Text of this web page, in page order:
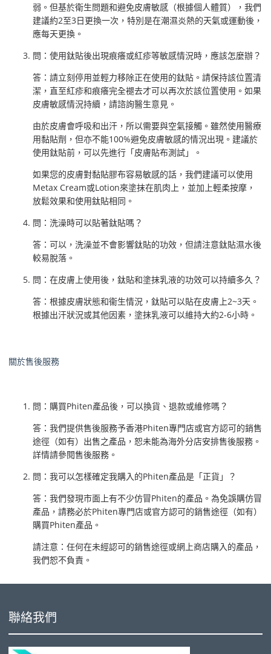
弱。但基於衛生問題和避免皮膚敏感（根據個人體質），我們
建議約2至3日更換一次，特別是在潮濕炎熱的天氣或運動後，
應每天更換。
問：使用鈦貼後出現痕癢或紅疹等敏感情況時，應該怎麼辦？
答：請立刻停用並輕力移除正在使用的鈦貼。請保持該位置清
潔，直至紅疹和痕癢完全褪去才可以再次於該位置使用。如果
皮膚敏感情況持續，請諮詢醫生意見。
由於皮膚會呼吸和出汗，所以需要與空氣接觸。雖然使用醫療
用黏貼劑，但亦不能100%避免皮膚敏感的情況出現。建議於
使用鈦貼前，可以先進行「皮膚貼布測試」。
如果您的皮膚對黏貼膠布容易敏感的話，我們建議可以使用
Metax Cream或Lotion來塗抹在肌肉上，並加上輕柔按摩，
放鬆效果和使用鈦貼相同。
問：洗澡時可以貼著鈦貼嗎？
答：可以，洗澡並不會影響鈦貼的功效，但請注意鈦貼濕水後
較易脫落。
問：在皮膚上使用後，鈦貼和塗抹乳液的功效可以持續多久？
答：根據皮膚狀態和衞生情況，鈦貼可以貼在皮膚上2~3天。
根據出汗狀況或其他因素，塗抹乳液可以維持大約2-6小時。
關於售後服務
問：購買Phiten產品後，可以換貨、退款或維修嗎？
答：我們提供售後服務予香港Phiten專門店或官方認可的銷售
途徑（如有）出售之產品，恕未能為海外分店安排售後服務。
詳情請參閱售後服務。
問：我可以怎樣確定我購入的Phiten產品是「正貨」？
答：我們發現市面上有不少仿冒Phiten的產品。為免誤購仿冒
產品，請務必於Phiten專門店或官方認可的銷售途徑（如有）
購買Phiten產品。
請注意：任何在未經認可的銷售途徑或網上商店購入的產品，
我們恕不負責。
聯絡我們